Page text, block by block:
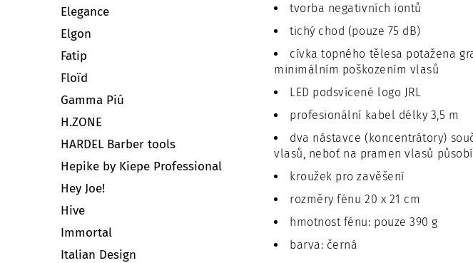
Elegance
Elgon
Fatip
Floïd
Gamma Piú
H.ZONE
HARDEL Barber tools
Hepike by Kiepe Professional
Hey Joe!
Hive
Immortal
Italian Design
tvorba negativních iontů
tichý chod (pouze 75 dB)
cívka topného tělesa potažena
minimálním poškozením vlasů
LED podsvícené logo JRL
profesionální kabel délky 3,5 m
dva nástavce (koncentrátory)
vlasů, neboť na pramen vlasů
kroužek pro zavěšení
rozměry fénu 20 x 21 cm
hmotnost fénu: pouze 390 g
barva: černá